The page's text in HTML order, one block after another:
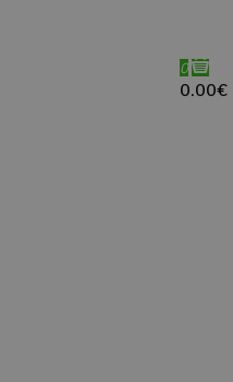
0
0.00€